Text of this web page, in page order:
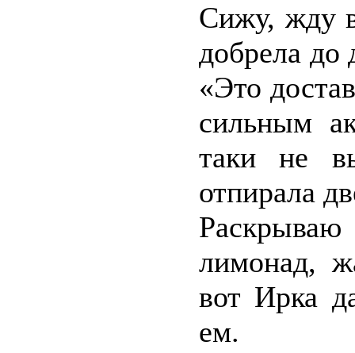
Сижу, жду
добрела до
«Это
сильным
таки не
отпирала
лимонад,
вот Ирка
ем.